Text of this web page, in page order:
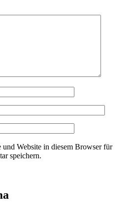
Website in diesem Browser für
speichern.